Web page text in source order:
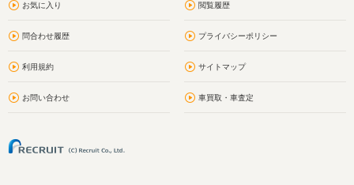
お気に入り 閲覧履歴
問合わせ履歴 プライバシーポリシー
利用規約 サイトマップ
お問い合わせ 車買取・車査定